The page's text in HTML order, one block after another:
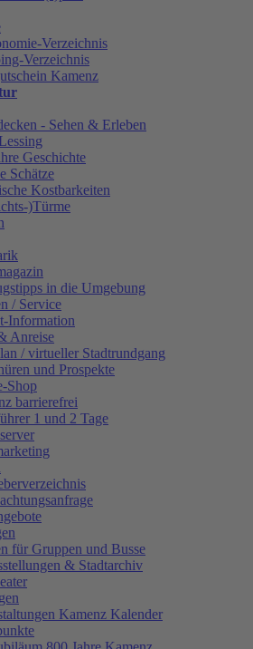
Verzeichnis
Verzeichnis
Kamenz
- Sehen & Erleben
Geschichte
Schätze
Kostbarkeiten
)Türme
in die Umgebung
/ Service
Information
Anreise
/ virtueller Stadtrundgang
und Prospekte
Shop
barrierefrei
1 und 2 Tage
für Gruppen und Busse
& Stadtarchiv
Kamenz Kalender